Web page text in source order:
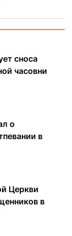
сноса
часовни
о
в
Церкви
в